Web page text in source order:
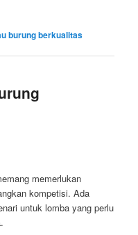
burung berkualitas
memerlukan
kompetisi. Ada
untuk lomba yang perlu